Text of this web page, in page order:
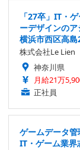
「27卒」IT・
ーデザインの
横浜市西区高島
株式会社Le Lien
神奈川県
月給21万
正社員
ゲームデータ
IT・ゲーム業界